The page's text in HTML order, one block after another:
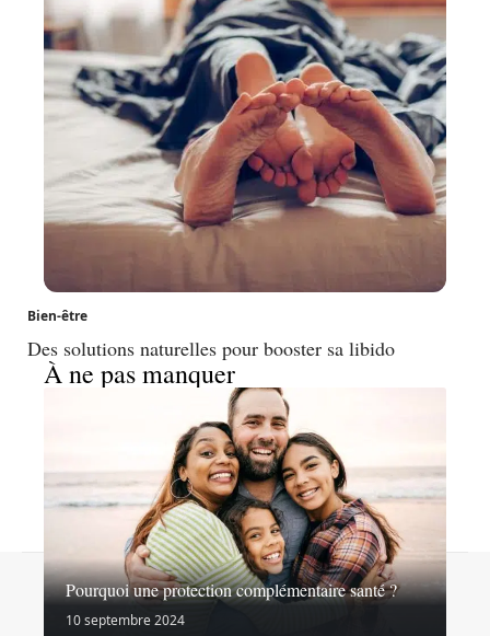
Bien-être
Des solutions naturelles pour booster sa libido
À ne pas manquer
Pourquoi une protection complémentaire santé ?
10 septembre 2024© 2026 | virages-sante.fr
Contact Mentions légales Sitemap